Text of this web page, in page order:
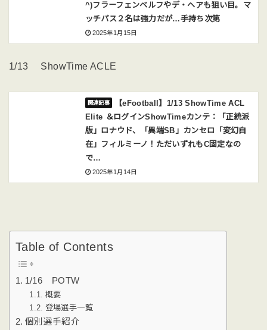
^)フラーフェンベルフやデ・ヘアも狙い目。マ
ッチパス２名は強力だが…手持ち次第
2025年1月15日
1/13 ShowTime ACLE
【eFootball】1/13 ShowTime ACL
Elite ＆ログインShowTimeカンテ：「正統派
版」ロナウド、「異端SB」カンセロ「変幻自
在」フィルミーノ！ただいずれもC固定なの
で…
2025年1月14日
Table of Contents
1/16 POTW
概要
登場選手一覧
個別選手紹介